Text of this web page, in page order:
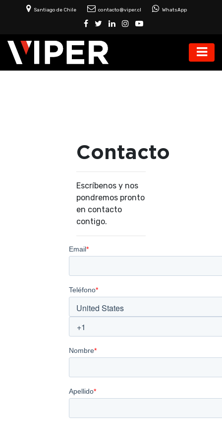
Santiago de Chile contacto@viper.cl WhatsApp
Contacto
Escríbenos y nos
pondremos pronto
en contacto
contigo.